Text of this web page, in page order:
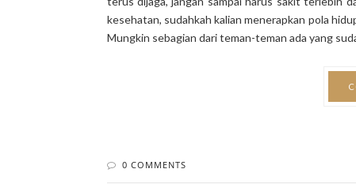
terus dijaga, jangan sampai harus sakit terlebih
kesehatan, sudahkah kalian menerapkan pola